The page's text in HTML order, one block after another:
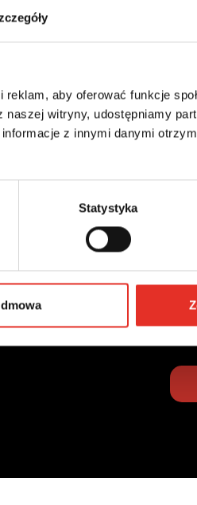
aby oferować funkcje
witryny, udostępniamy
z innymi danymi
Statystyka